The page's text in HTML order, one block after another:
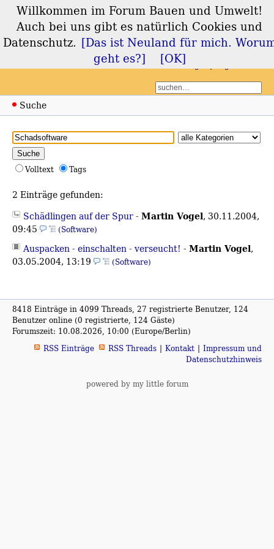
Forum Bauen und
Umwelt
Suche
Volltext Tags
2 Einträge gefunden:
Schädlingen auf der Spur- Martin Vogel, 30.11.2004,
09:45
(Software)
Auspacken - einschalten - verseucht! - Martin Vogel,
03.05.2004, 13:19
(Software)
8418 Einträge in 4099 Threads, 27 registrierte Benutzer, 124
Benutzer online (0 registrierte, 124 Gäste)
Forumszeit: 10.08.2026, 10:00 (Europe/Berlin)
RSS Einträge
RSS Threads Kontakt
Impressum und
Datenschutzhinweis
powered by my little forum
Willkommen im Forum Bauen und Umwelt!
Auch bei uns gibt es natürlich Cookies und
Datenschutz. [Das ist Neuland für mich.
geht es?]
[OK]